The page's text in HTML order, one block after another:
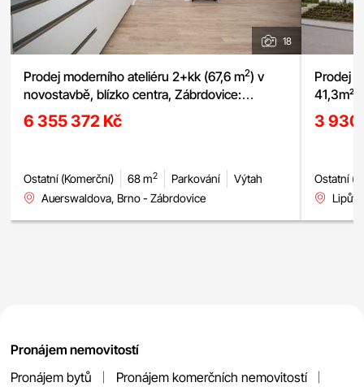
18
Prodej moderního ateliéru 2+kk (67,6 m2) v
novostavbě, blízko centra, Zábrdovice:
Auerswaldova, možnost garážového stání
6 355 372 Kč
Ostatní (Komerční) 68 m2 Parkování
Výtah
Auerswaldova, Brno - Zábrdovice
Prodej
domu,
3 930
Ostatní
Pronájem nemovitostí
Pronájem bytů
Pronájem komerčních nemovitostí